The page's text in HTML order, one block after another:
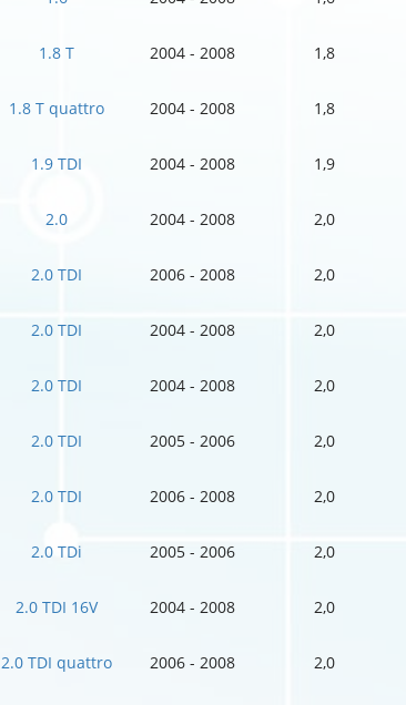
1.8 T 2004 - 2008 1,8
1.8 T quattro 2004 - 2008 1,8
1.9 TDI 2004 - 2008 1,9
2.0 2004 - 2008 2,0
2.0 TDI 2006 - 2008 2,0
2.0 TDI 2004 - 2008 2,0
2.0 TDI 2004 - 2008 2,0
2.0 TDI 2005 - 2006 2,0
2.0 TDI 2006 - 2008 2,0
2.0 TDi 2005 - 2006 2,0
2.0 TDI 16V 2004 - 2008 2,0
2.0 TDI quattro 2006 - 2008 2,0